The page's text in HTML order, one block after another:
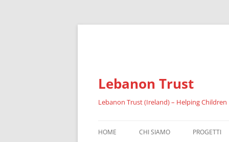
Lebanon Trust
Lebanon Trust (Ireland) – Helping Children
HOME CHI SIAMO PROGETTI